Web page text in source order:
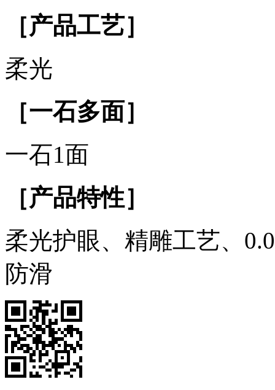
［产品工艺］
柔光
［一石多面］
一石1面
［产品特性］
柔光护眼、精雕工艺、
防滑